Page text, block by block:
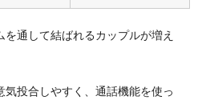
通して結ばれるカップルが増え
投合しやすく、通話機能を使っ